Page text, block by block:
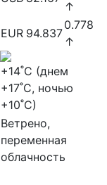
↑
EUR 94.837
0.778
↑
+14˚C (днем
+17˚C, ночью
+10˚C)
Ветрено,
переменная
облачность